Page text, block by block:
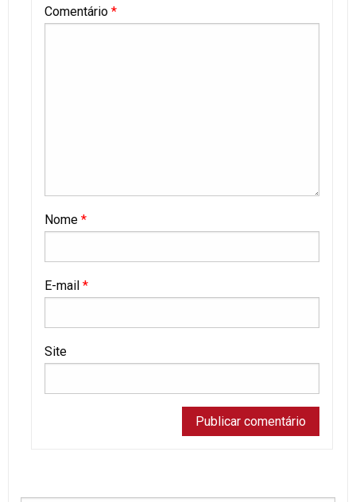
Comentário *
Nome *
E-mail *
Site